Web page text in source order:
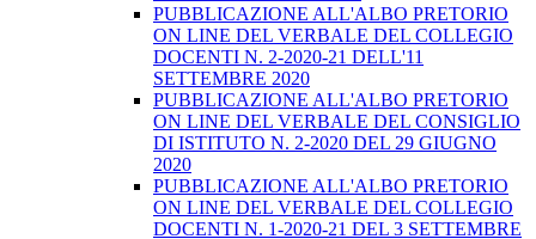
PUBBLICAZIONE ALL'ALBO PRETORIO
ON LINE DEL VERBALE DEL COLLEGIO
DOCENTI N. 2-2020-21 DELL'11
SETTEMBRE 2020
PUBBLICAZIONE ALL'ALBO PRETORIO
ON LINE DEL VERBALE DEL CONSIGLIO
DI ISTITUTO N. 2-2020 DEL 29 GIUGNO
2020
PUBBLICAZIONE ALL'ALBO PRETORIO
ON LINE DEL VERBALE DEL COLLEGIO
DOCENTI N. 1-2020-21 DEL 3 SETTEMBRE